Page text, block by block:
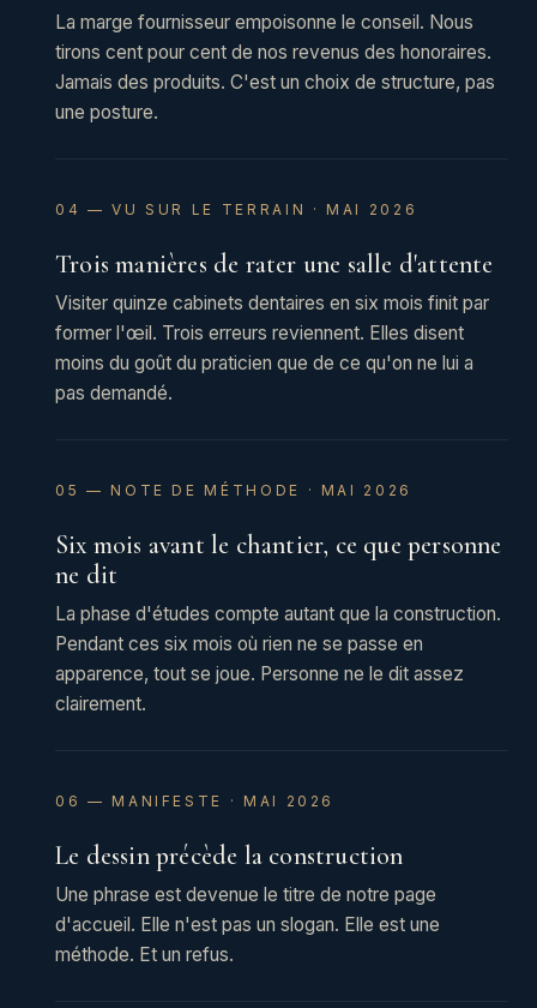
La marge fournisseur empoisonne le conseil. Nous
tirons cent pour cent de nos revenus des honoraires.
Jamais des produits. C'est un choix de structure, pas
une posture.
04 — VU SUR LE TERRAIN · MAI 2026
Trois manières de rater une salle d'attente
Visiter quinze cabinets dentaires en six mois finit par
former l'œil. Trois erreurs reviennent. Elles disent
moins du goût du praticien que de ce qu'on ne lui a
pas demandé.
05 — NOTE DE MÉTHODE · MAI 2026
Six mois avant le chantier, ce que personne
ne dit
La phase d'études compte autant que la construction.
Pendant ces six mois où rien ne se passe en
apparence, tout se joue. Personne ne le dit assez
clairement.
06 — MANIFESTE · MAI 2026
Le dessin précède la construction
Une phrase est devenue le titre de notre page
d'accueil. Elle n'est pas un slogan. Elle est une
méthode. Et un refus.